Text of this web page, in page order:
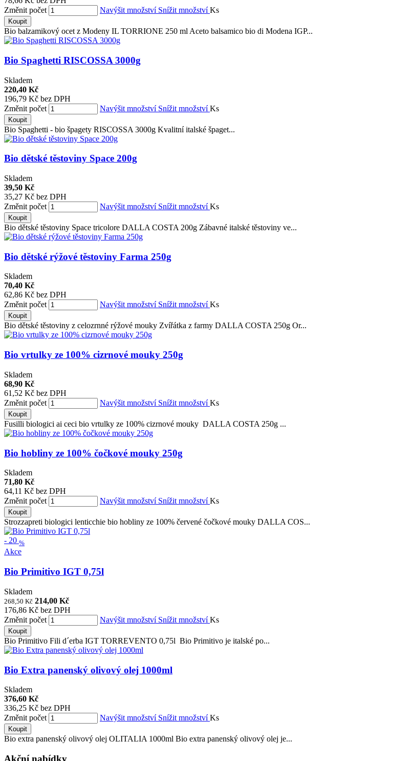
Změnit počet
Navýšit množství Snížit množstvíKs
Koupit
Bio balzamikový ocet z Modeny IL TORRIONE 250 ml Aceto balsamico bio di Modena IGP...
Bio Spaghetti RISCOSSA 3000g
Skladem
220,40 Kč
196,79 Kč bez DPH
Změnit počet
Navýšit množství Snížit množstvíKs
Koupit
Bio Spaghetti - bio špagety RISCOSSA 3000g Kvalitní italské špaget...
Bio dětské těstoviny Space 200g
Skladem
39,50 Kč
35,27 Kč bez DPH
Změnit počet
Navýšit množství Snížit množstvíKs
Koupit
Bio dětské těstoviny Space tricolore DALLA COSTA 200g Zábavné italské těstoviny ve...
Bio dětské rýžové těstoviny Farma 250g
Skladem
70,40 Kč
62,86 Kč bez DPH
Změnit počet
Navýšit množství Snížit množstvíKs
Koupit
Bio dětské těstoviny z celozrnné rýžové mouky Zvířátka z farmy DALLA COSTA 250g Or...
Bio vrtulky ze 100% cizrnové mouky 250g
Skladem
68,90 Kč
61,52 Kč bez DPH
Změnit počet
Navýšit množství Snížit množstvíKs
Koupit
Fusilli biologici ai ceci bio vrtulky ze 100% cizrnové mouky DALLA COSTA 250g ...
Bio hobliny ze 100% čočkové mouky 250g
Skladem
71,80 Kč
64,11 Kč bez DPH
Změnit počet
Navýšit množství Snížit množstvíKs
Koupit
Strozzapreti biologici lenticchie bio hobliny ze 100% červené čočkové mouky DALLA COS...
- 20 %
Akce
Bio Primitivo IGT 0,75l
Skladem
268,50 Kč 214,00 Kč
176,86 Kč bez DPH
Změnit počet
Navýšit množství Snížit množstvíKs
Koupit
Bio Primitivo Fili d´erba IGT TORREVENTO 0,75l Bio Primitivo je italské po...
Bio Extra panenský olivový olej 1000ml
Skladem
376,60 Kč
336,25 Kč bez DPH
Změnit počet
Navýšit množství Snížit množstvíKs
Koupit
Bio extra panenský olivový olej OLITALIA 1000ml Bio extra panenský olivový olej je...
Akční nabídky